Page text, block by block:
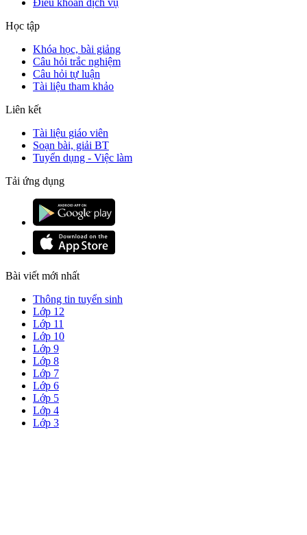
Học tập
Khóa học, bài giảng
Câu hỏi trắc nghiệm
Câu hỏi tự luận
Tài liệu tham khảo
Liên kết
Tài liệu giáo viên
Soạn bài, giải BT
Tuyển dụng - Việc làm
Tải ứng dụng
Bài viết mới nhất
Thông tin tuyển sinh
Lớp 12
Lớp 11
Lớp 10
Lớp 9
Lớp 8
Lớp 7
Lớp 6
Lớp 5
Lớp 4
Lớp 3